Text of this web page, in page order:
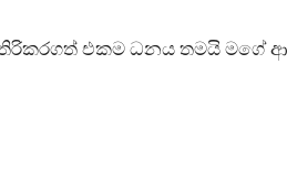
එකම ධනය තමයි මගේ